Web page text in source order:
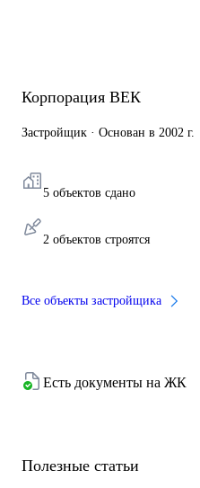
Корпорация ВЕК
Застройщик · Основан в 2002 г.
5 объектов сдано
2 объектов строятся
Все объекты застройщика
Есть документы на ЖК
Полезные статьи